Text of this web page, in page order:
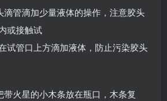
滴管滴加少量液体的操作，注意胶头
或接触试
试管口上方滴加液体，防止污染胶头
带火星的小木条放在瓶口，木条复